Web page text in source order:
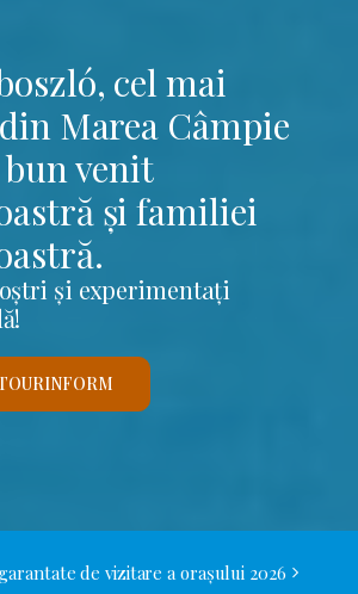
cel mai
Marea Câmpie
venit
și familiei
și experimentați
de vizitare a orașului 2026